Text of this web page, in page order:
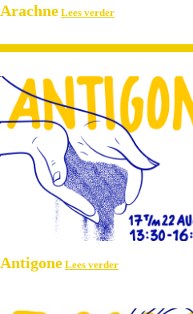
Arachne Lees verder
Antigone Lees verder